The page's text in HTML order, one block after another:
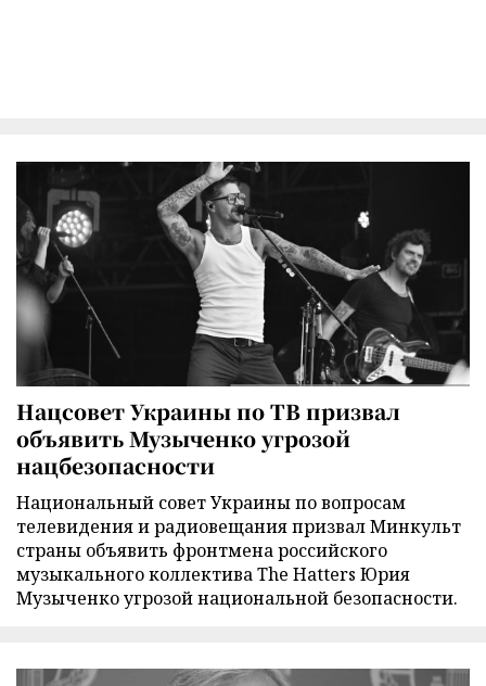
Нацсовет Украины по ТВ призвал
объявить Музыченко угрозой
нацбезопасности
Национальный совет Украины по вопросам
телевидения и радиовещания призвал Минкульт
страны объявить фронтмена российского
музыкального коллектива The Hatters Юрия
Музыченко угрозой национальной безопасности.